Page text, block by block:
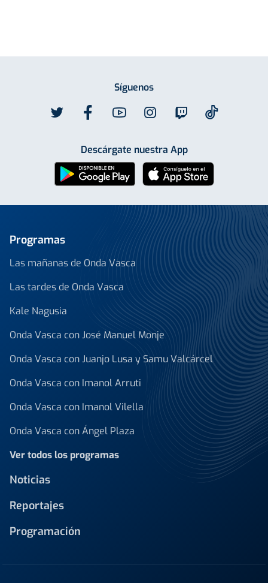
Síguenos
Descárgate nuestra App
Programas
Las mañanas de Onda Vasca
Las tardes de Onda Vasca
Kale Nagusia
Onda Vasca con José Manuel Monje
Onda Vasca con Juanjo Lusa y Samu Valcárcel
Onda Vasca con Imanol Arruti
Onda Vasca con Imanol Vilella
Onda Vasca con Ángel Plaza
Ver todos los programas
Noticias
Reportajes
Programación